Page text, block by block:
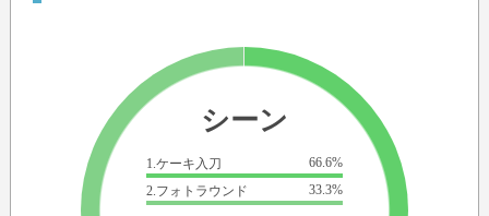
シーン
1.ケーキ入刀
66.6%
2.フォトラウンド
33.3%